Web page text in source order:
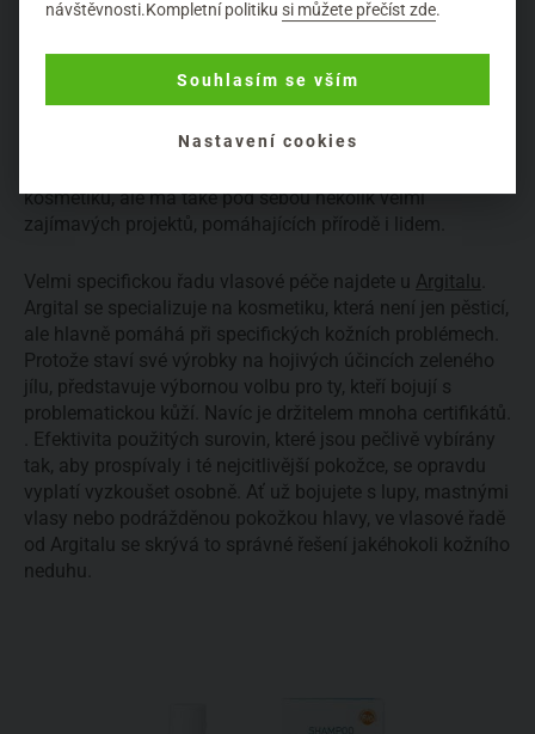
. Dlouhotrvající vůně éterických olejů,
těmi, kteří milují aromaterapii. Farfalla je totiž velmi
kosmetiku, ale má také pod sebou několik velmi
zajímavých projektů, pomáhajících přírodě i lidem.
Velmi specifickou řadu vlasové péče najdete u Argitalu
Argital se specializuje na kosmetiku, která není jen pěsticí,
ale hlavně pomáhá při specifických kožních problémech.
Protože staví své výrobky na hojivých účincích zeleného
jílu, představuje výbornou volbu pro ty, kteří bojují s
problematickou kůží. Navíc je držitelem mnoha certifikátů.
. Efektivita použitých surovin, které jsou pečlivě vybírány
tak, aby prospívaly i té nejcitlivější pokožce, se opravdu
vyplatí vyzkoušet osobně. Ať už bojujete s lupy, mastnými
vlasy nebo podrážděnou pokožkou hlavy, ve vlasové řadě
od Argitalu se skrývá to správné řešení jakéhokoli kožního
neduhu.
návštěvnosti.Kompletní politikusi můžete přečíst zde.
Souhlasím se vším
Nastavení cookies